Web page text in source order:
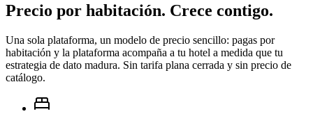
Precio por habitación. Crece contigo.
Una sola plataforma, un modelo de precio sencillo: pagas por
habitación y la plataforma acompaña a tu hotel a medida que tu
estrategia de dato madura. Sin tarifa plana cerrada y sin precio de
catálogo.